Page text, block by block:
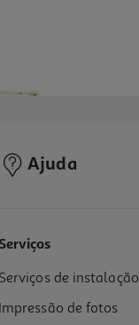
Ajuda
Serviços
Serviços de instalação
Impressão de fotos